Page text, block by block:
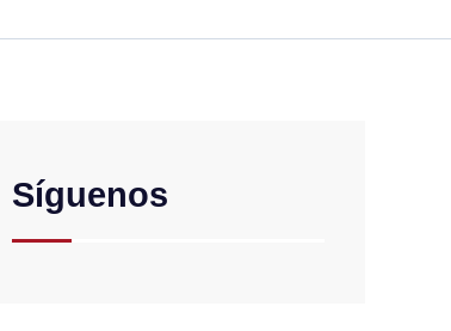
Síguenos